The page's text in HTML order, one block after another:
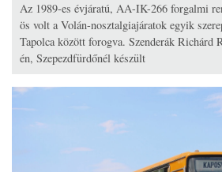
Az 1989-es évjáratú, AA-IK-266 forgalmi
ös volt a Volán-nosztalgiajáratok egyik
Tapolca között forogva. Szenderák Richárd
én, Szepezdfürdőnél készült